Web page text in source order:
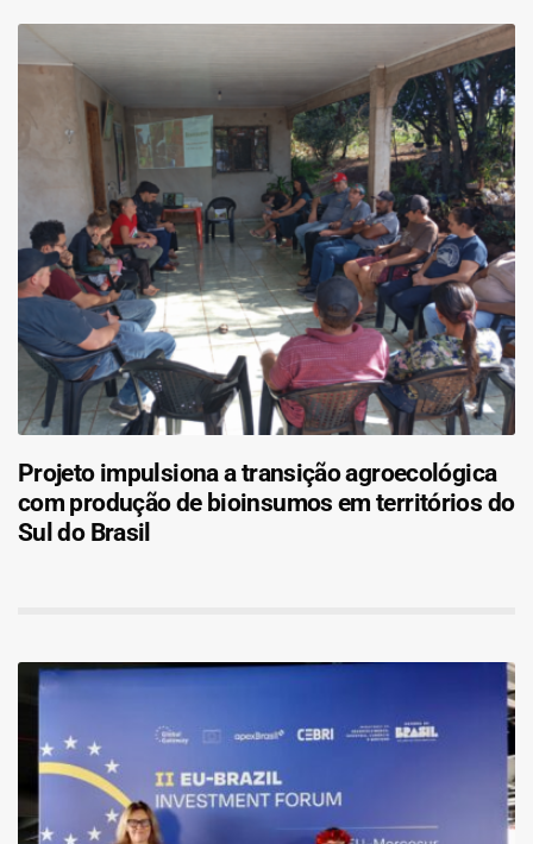
Projeto impulsiona a transição agroecológica
com produção de bioinsumos em territórios do
Sul do Brasil